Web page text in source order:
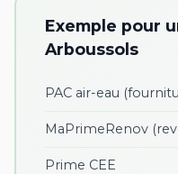
Exemple pour
Arboussols
PAC air-eau
MaPrimeRenov
Prime CEE